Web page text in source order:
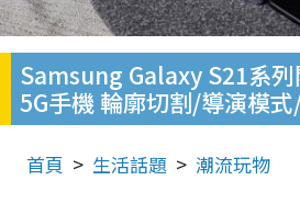
Samsung Galaxy S21系
5G手機 輪廓切割/導演模
首頁 生活話題 潮流玩物